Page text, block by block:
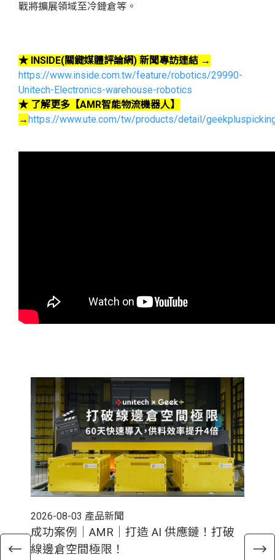
戰將擴展領域至冷鏈倉等。
★ INSIDE(關鍵媒體評論網) 新聞專訪連結 →
https://www.inside.com.tw/feature/robotics/29990-
Unitech-Electronics-warehouse-robotics
★ 了解更多【AMR智能物流機器人】
→https://www.ute.com/tw/products/detail/
2026-08-03 產品新聞
成功案例｜AMR｜打造 AI 供應鏈！打破
線邊倉空間極限！
電
倉